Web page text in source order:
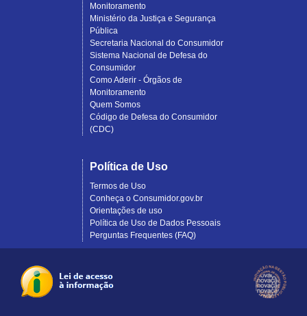
Monitoramento
Ministério da Justiça e Segurança
Pública
Secretaria Nacional do Consumidor
Sistema Nacional de Defesa do
Consumidor
Como Aderir - Órgãos de
Monitoramento
Quem Somos
Código de Defesa do Consumidor
(CDC)
Política de Uso
Termos de Uso
Conheça o Consumidor.gov.br
Orientações de uso
Política de Uso de Dados Pessoais
Perguntas Frequentes (FAQ)